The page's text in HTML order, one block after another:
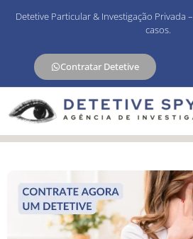
Detetive Particular & Investigação Privada –
casos.
Contratar Detetive